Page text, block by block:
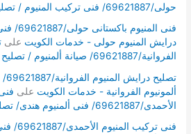
حولى/69621887/ فنى تركيب المنيوم / تصليح درايش المنيوم حولى
فنى
درايش المنيوم حولى - خدمات الكويت على
الفروانية/69621887/ صيانة ألمنيوم / تصليح شتر ألمونيوم الفروانية
ألمونيوم الفروانية - خدمات الكويت على
الأحمدى/69621887/ فنى ألمنيوم هندى/ تصليح شتر ألمونيوم الأحمدى
فنى